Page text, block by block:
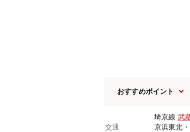
おすすめポイント
交通
埼京線 武
京浜東北